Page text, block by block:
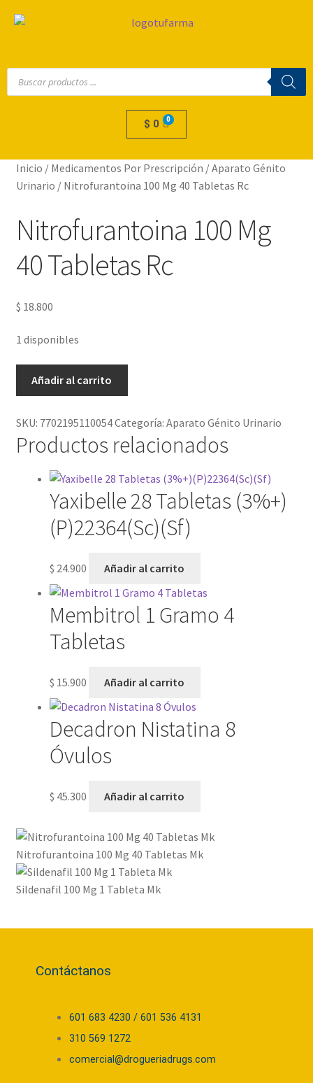
$ 0
Inicio / Medicamentos Por Prescripción /Aparato Génito
Urinario / Nitrofurantoina 100 Mg 40 Tabletas Rc
Nitrofurantoina 100 Mg
40 Tabletas Rc
$ 18.800
1 disponibles
Añadir al carrito
SKU: 7702195110054Categoría: Aparato Génito Urinario
Productos relacionados
Yaxibelle 28 Tabletas (3%+)
(P)22364(Sc)(Sf)
$ 24.900 Añadir al carrito
Membitrol 1 Gramo 4
Tabletas
$ 15.900 Añadir al carrito
Decadron Nistatina 8
Óvulos
$ 45.300 Añadir al carrito
Nitrofurantoina 100 Mg 40 Tabletas Mk
Sildenafil 100 Mg 1 Tableta Mk
Contáctanos
601 683 4230 / 601 536 4131
310 569 1272
comercial@drogueriadrugs.com